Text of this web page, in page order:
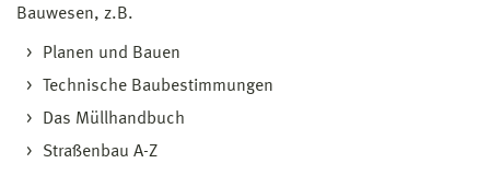
Bauwesen, z.B.
Planen und Bauen
Technische Baubestimmungen
Das Müllhandbuch
Straßenbau A-Z